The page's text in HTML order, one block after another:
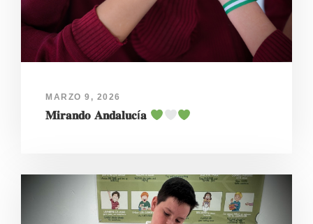
MARZO 9, 2026
𝐌𝐢𝐫𝐚𝐧𝐝𝐨 𝐀𝐧𝐝𝐚𝐥𝐮𝐜í𝐚